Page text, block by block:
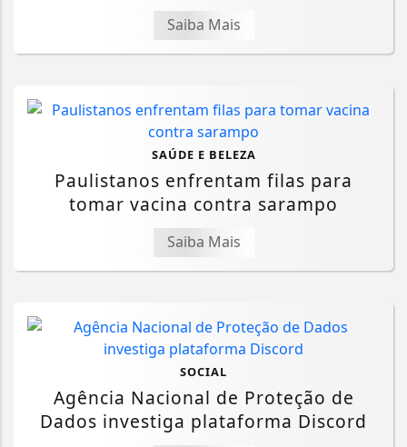
Saiba Mais
SAÚDE E BELEZA
Paulistanos enfrentam filas para
tomar vacina contra sarampo
Saiba Mais
SOCIAL
Agência Nacional de Proteção de
Dados investiga plataforma Discord